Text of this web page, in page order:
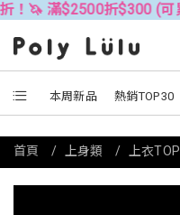
$2500折$300 (可累折）
本周新品 熱銷TOP30
首頁 上身類 上衣TOP